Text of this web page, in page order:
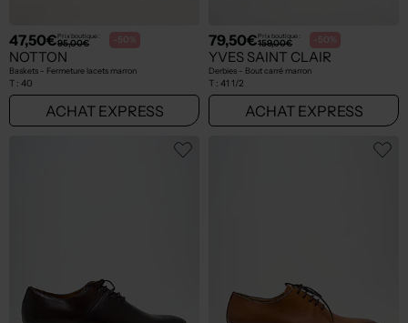
47,50€Prix boutique :
95,00€ -50%
NOTTON
Baskets - Fermeture lacets marron
T : 40
ACHAT EXPRESS
79,50€Prix boutique :
159,00€ -50%
YVES SAINT CLAIR
Derbies - Bout carré marron
T : 41 1/2
ACHAT EXPRESS